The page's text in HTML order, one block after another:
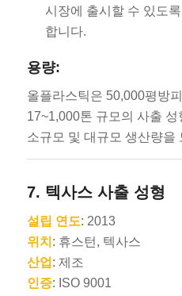
시장에 출시할 수 있도
합니다.
용량:
올플라스틱은 50,000평방
17~1,000톤 규모의 사출
소규모 및 대규모 생산량을
7. 텍사스 사출 성형
설립 연도: 2013
위치 : 휴스턴, 텍사스
산업 : 제조
인증: ISO 9001